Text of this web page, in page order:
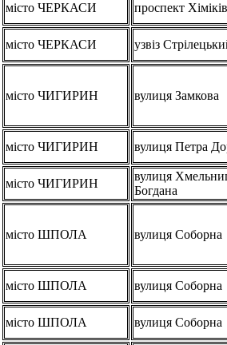
місто ЧЕРКАСИ проспект Хіміків
місто ЧЕРКАСИ узвіз
місто ЧИГИРИН вулиця Замкова
місто ЧИГИРИН вулиця Петра
місто ЧИГИРИН
вулиця
Богдана
місто ШПОЛА вулиця Соборна
місто ШПОЛА вулиця Соборна
місто ШПОЛА вулиця Соборна